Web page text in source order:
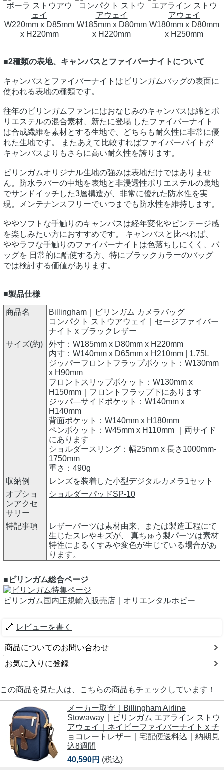
ポーラ ストウアウ
ェイ
W220mm x D85mm
x H220mm
コンパクト ストウ
アウェイ
W185mm x D80mm
x H220mm
エアライン ストウ
アウェイ
W180mm x D80mm
x H250mm
■2種類の表地、キャンバスとファイバーナイトについて
キャンバスとファイバーナイトはビリンガムバッグの表面に
使われる表地の種類です。
往年のビリンガムファンにはおなじみのキャンバスは綿とポ
リエステルの混合素材、新たに登場 したファイバーナイト
は合成繊維を素材とする生地で、どちらも耐久性に非常に優
れた生地です。 またあえて比較すればファイバーバイトが
キャンバスよりもさらに高い耐久性を誇ります。
ビリンガムオリジナル生地の強みは表地だけではありませ
ん。防水ラバーの中地を表地と非浸透性ポリエステルの裏地
でサンドイッチした3層構造が、非常に優れた防水性を実
現。メンテナンスフリーでいつまでも防水性を維持します。
ややソフトな手触りのキャンバスは経年変化やビンテージ感
を楽しみたい方におすすめです。 キャンバスと比べれば、
ややラフな手触りのファイバーナイトは色落ちしにくく、バ
ッグを 日常的に酷使する方、特にブラックカラーのバッグ
では検討する価値があります。
■製品仕様
商品名
Billingham｜ビリンガム カメラバッグ
コンパクト ストウアウェイ｜セージファイバー
ナイト x ブラックレザー
サイズ(約)
外寸：W185mm x D80mm x H220mm
内寸：W140mm x D65mm x H210mm | 1.75L
ジッパーフロントフラップポケット：W130mm
x H90mm
フロントスリップポケット：W130mm x
H150mm｜フロントフラップ下にあります
ジッパ―サイドポケット：W140mm x
H140mm
背面ポケット：W140mm x H180mm
ペンポケット：W45mm x H110mm ｜両サイド
にあります
ショルダースリング：幅25mm x 長さ1000mm-
1750mm
重さ：490g
収納例
レンズを装着した小型デジタルカメラ1セット
オプショ
ンアクセ
サリー
ショルダーパッドSP-10
特記事項
レザーパーツは素材由来、または製造工程にて
生じたスレやキズが、 真ちゅう製パーツは素材
特性によるくすみや変色が生じている場合があ
ります。
■ビリンガム総合ページ
ビリンガム国内正規輸入販売店｜オリエンタルホビー
レビューを書く
商品についてのお問い合わせ
お気に入りに登録
この商品を見た人は、こちらの商品もチェックしています！
メーカー取寄｜Billingham Airline
Stowaway｜ビリンガム エアライン ストウ
アウェイ｜ネイビーファイバーナイト x チ
ョコレートレザー｜宅配便送料込｜納期見
込8週間
40,590円 (税込)